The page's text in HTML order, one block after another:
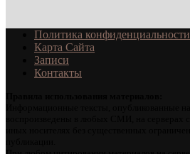
Политика конфиденциальности
Карта Сайта
Записи
Контакты